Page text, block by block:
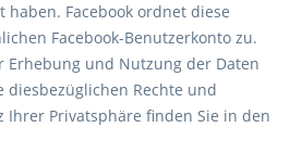
Facebook ordnet diese
Facebook-Benutzerkonto zu.
Erhebung und Nutzung der Daten
diesbezüglichen Rechte und
Ihrer Privatsphäre finden Sie in den